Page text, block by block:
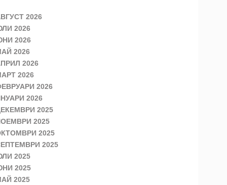
2026
2026
2026
2026
2026
2026
2026
2026
2025
2025
2025
2025
2025
2025
2025